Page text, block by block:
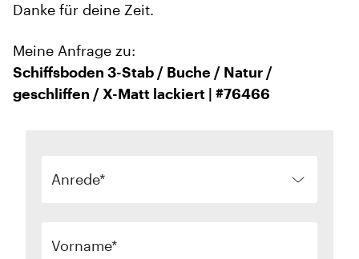
Danke für deine Zeit.
Meine Anfrage zu:
Schiffsboden 3-Stab / Buche / Natur /
geschliffen / X-Matt lackiert | #76466
Anrede
Vorname